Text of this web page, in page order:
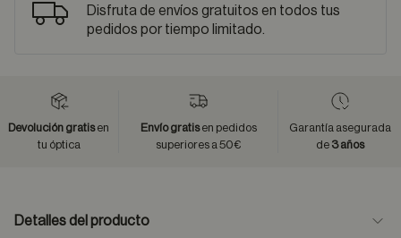
Disfruta de envíos gratuitos en todos tus
pedidos por tiempo limitado.
Devolución gratisen
tu óptica
Envío gratisen pedidos
superiores a 50€
Garantía asegurada
de 3 años
Detalles del producto